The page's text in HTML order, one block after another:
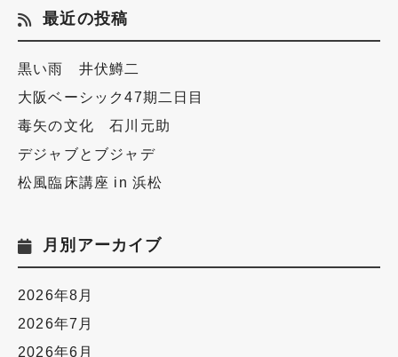
最近の投稿
黒い雨 井伏鱒二
大阪ベーシック47期二日目
毒矢の文化 石川元助
デジャブとブジャデ
松風臨床講座 in 浜松
月別アーカイブ
2026年8月
2026年7月
2026年6月